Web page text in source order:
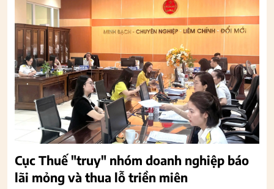
Cục Thuế "truy" nhóm doanh nghiệp báo
lãi mỏng và thua lỗ triền miên